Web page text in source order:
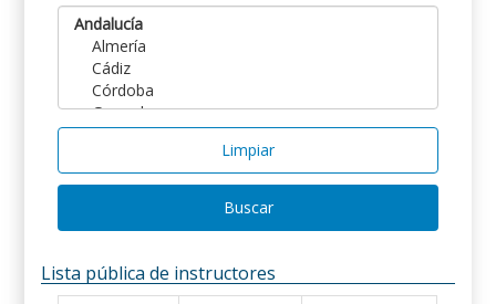
Limpiar
Buscar
Lista pública de instructores